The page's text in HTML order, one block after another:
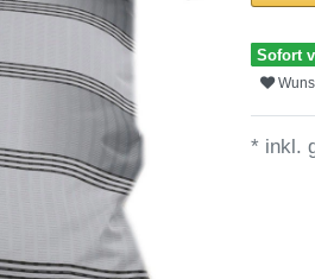
Sofort
* inkl.